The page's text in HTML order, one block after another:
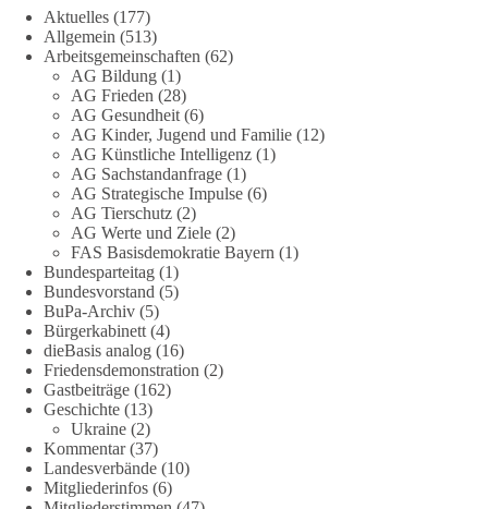
DieBasis
2 Tage(n) zuvor
Stimmen der dieBasis – heute mit dem „Demokratie-Bestatter“
Die Energiewende ist bisher kein Erfolg, sondern ein teures,
ineffizientes Unterfangen. Dies belegt eine Auswertung der
NZZ, wonach die Energiewende den Strom nicht billiger,
sondern teurer gemacht hat.
Quelle: https://www.nzz.ch/der-andere-blick/fehlschlag-
energiewende-warum-deutschland-trotz-rekordausbau-von-
wind-und-sonnenkraft-weniger-strom-erzeugt-ld.10006607
🟩🟩🟦🟦🟥🟥🟧🟧
„Wir brauchen dringend wettbewerbsfähige Energiepreise und
eine ideologiefreie Diskussion“, meint der Demokratie-
Bestatter.
Wie siehst du das?
Aktuelles (177)
Allgemein (513)
Arbeitsgemeinschaften (62)
AG Bildung (1)
AG Frieden (28)
AG Gesundheit (6)
AG Kinder, Jugend und Familie (12)
AG Künstliche Intelligenz (1)
AG Sachstandanfrage (1)
AG Strategische Impulse (6)
AG Tierschutz (2)
AG Werte und Ziele (2)
FAS Basisdemokratie Bayern (1)
Bundesparteitag (1)
Bundesvorstand (5)
BuPa-Archiv (5)
Bürgerkabinett (4)
dieBasis analog (16)
Friedensdemonstration (2)
Gastbeiträge (162)
Geschichte (13)
Ukraine (2)
Kommentar(37)
Landesverbände (10)
Mitgliederinfos (6)